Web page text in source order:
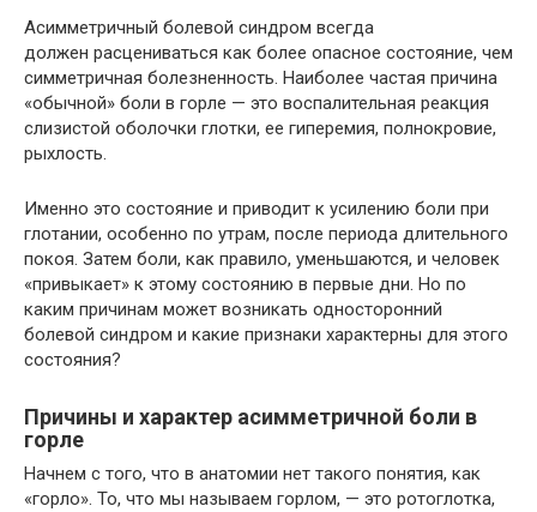
Асимметричный болевой синдром всегда
должен расцениваться как более опасное состояние, чем
симметричная болезненность. Наиболее частая причина
«обычной» боли в горле — это воспалительная реакция
слизистой оболочки глотки, ее гиперемия, полнокровие,
рыхлость.
Именно это состояние и приводит к усилению боли при
глотании, особенно по утрам, после периода длительного
покоя. Затем боли, как правило, уменьшаются, и человек
«привыкает» к этому состоянию в первые дни. Но по
каким причинам может возникать односторонний
болевой синдром и какие признаки характерны для этого
состояния?
Причины и характер асимметричной боли в
горле
Начнем с того, что в анатомии нет такого понятия, как
«горло». То, что мы называем горлом, — это ротоглотка,